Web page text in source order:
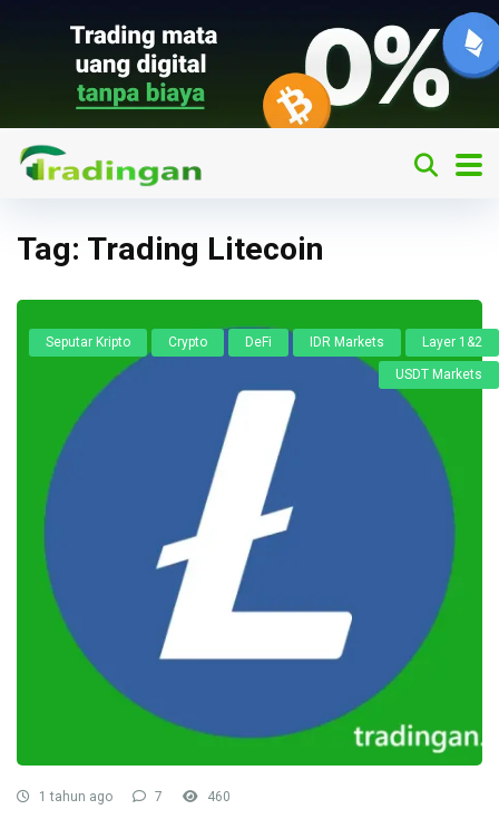
Tag: Trading Litecoin
Seputar Kripto Crypto DeFi IDR Markets Layer 1&2
USDT Markets
1 tahun ago 7 460